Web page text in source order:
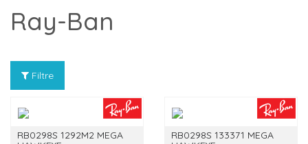
Ray-Ban
Filtre
RB0298S 1292M2 MEGA
RB0298S 133371 MEGA